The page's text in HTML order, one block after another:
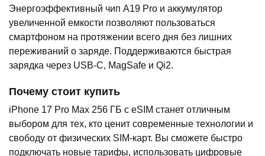
Энергоэффективный чип A19 Pro и аккумулятор
увеличенной емкости позволяют пользоваться
смартфоном на протяжении всего дня без лишних
переживаний о заряде. Поддерживаются быстрая
зарядка через USB-C, MagSafe и Qi2.
Почему стоит купить
iPhone 17 Pro Max 256 ГБ с eSIM станет отличным
выбором для тех, кто ценит современные технологии и
свободу от физических SIM-карт. Вы сможете быстро
подключать новые тарифы, использовать цифровые